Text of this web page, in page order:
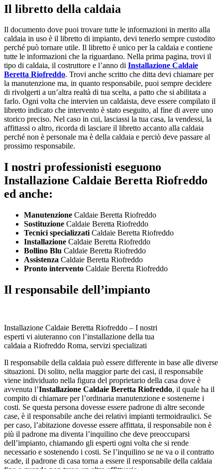
Il libretto della caldaia
Il documento dove puoi trovare tutte le informazioni in merito alla
caldaia in uso è il libretto di impianto, devi tenerlo sempre custodito
perché può tornare utile. Il libretto è unico per la caldaia e contiene
tutte le informazioni che la riguardano. Nella prima pagina, trovi il
tipo di caldaia, il costruttore e l’anno di Installazione Caldaie
Beretta Riofreddo. Trovi anche scritto che ditta devi chiamare per
la manutenzione ma, in quanto responsabile, puoi sempre decidere
di rivolgerti a un’altra realtà di tua scelta, a patto che si abilitata a
farlo. Ogni volta che intervien un caldaista, deve essere compilato il
libretto indicato che intervento è stato eseguito, al fine di avere uno
storico preciso. Nel caso in cui, lasciassi la tua casa, la vendessi, la
affittassi o altro, ricorda di lasciare il libretto accanto alla caldaia
perché non è personale ma è della caldaia e perciò deve passare al
prossimo responsabile.
I nostri professionisti eseguono
Installazione Caldaie Beretta Riofreddo
ed anche:
Manutenzione Caldaie Beretta Riofreddo
Sostituzione Caldaie Beretta Riofreddo
Tecnici specializzati Caldaie Beretta Riofreddo
Installazione Caldaie Beretta Riofreddo
Bollino Blu Caldaie Beretta Riofreddo
Assistenza Caldaie Beretta Riofreddo
Pronto intervento Caldaie Beretta Riofreddo
Il responsabile dell’impianto
Installazione Caldaie Beretta Riofreddo – I nostri
esperti vi aiuteranno con l’installazione della tua
caldaia a Riofreddo Roma, servizi specializati
Il responsabile della caldaia può essere differente in base alle diverse
situazioni. Di solito, nella maggior parte dei casi, il responsabile
viene individuato nella figura del proprietario della casa dove è
avvenuta l’Installazione Caldaie Beretta Riofreddo, il quale ha il
compito di chiamare per l’ordinaria manutenzione e sostenerne i
costi. Se questa persona dovesse essere padrone di altre seconde
case, è il responsabile anche dei relativi impianti termoidraulici. Se
per caso, l’abitazione dovesse essere affittata, il responsabile non è
più il padrone ma diventa l’inquilino che deve preoccuparsi
dell’impianto, chiamando gli esperti ogni volta che si rende
necessario e sostenendo i costi. Se l’inquilino se ne va o il contratto
scade, il padrone di casa torna a essere il responsabile della caldaia